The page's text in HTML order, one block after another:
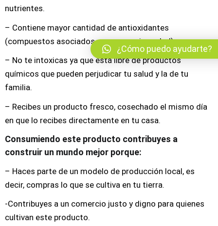
nutrientes.
– Contiene mayor cantidad de antioxidantes
(compuestos asociados con una mejor salud)
– No te intoxicas ya que está libre de productos
químicos que pueden perjudicar tu salud y la de tu
familia.
– Recibes un producto fresco, cosechado el mismo día
en que lo recibes directamente en tu casa.
Consumiendo este producto contribuyes a
construir un mundo mejor porque:
– Haces parte de un modelo de producción local, es
decir, compras lo que se cultiva en tu tierra.
-Contribuyes a un comercio justo y digno para quienes
cultivan este producto.
¿Cómo puedo ayudarte?